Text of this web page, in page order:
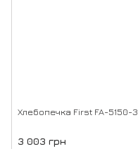
Хлебопечка First FA-5150-3
3 003 грн